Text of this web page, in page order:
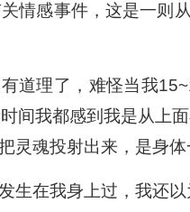
情感事件，这是一则
道理了，难怪当我
间我都感到我是从上面
灵魂投射出来，是身
生在我身上过，我还以